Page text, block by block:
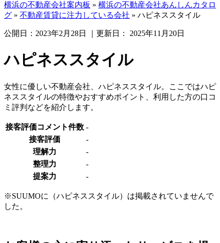
横浜の不動産会社案内板 » 横浜の不動産会社あんしんカタロ
グ » 不動産賃貸に注力している会社 » ハピネススタイル
公開日： 2023年2月28日 ｜更新日： 2025年11月20日
ハピネススタイル
女性に優しい不動産会社、ハピネススタイル。ここではハピ
ネススタイルの特徴やおすすめポイント、利用した方の口コ
ミ評判などを紹介します。
接客評価コメント件数 -
接客評価
-
理解力
-
整理力
-
提案力
-
※SUUMOに（ハピネススタイル）は掲載されていませんで
した。